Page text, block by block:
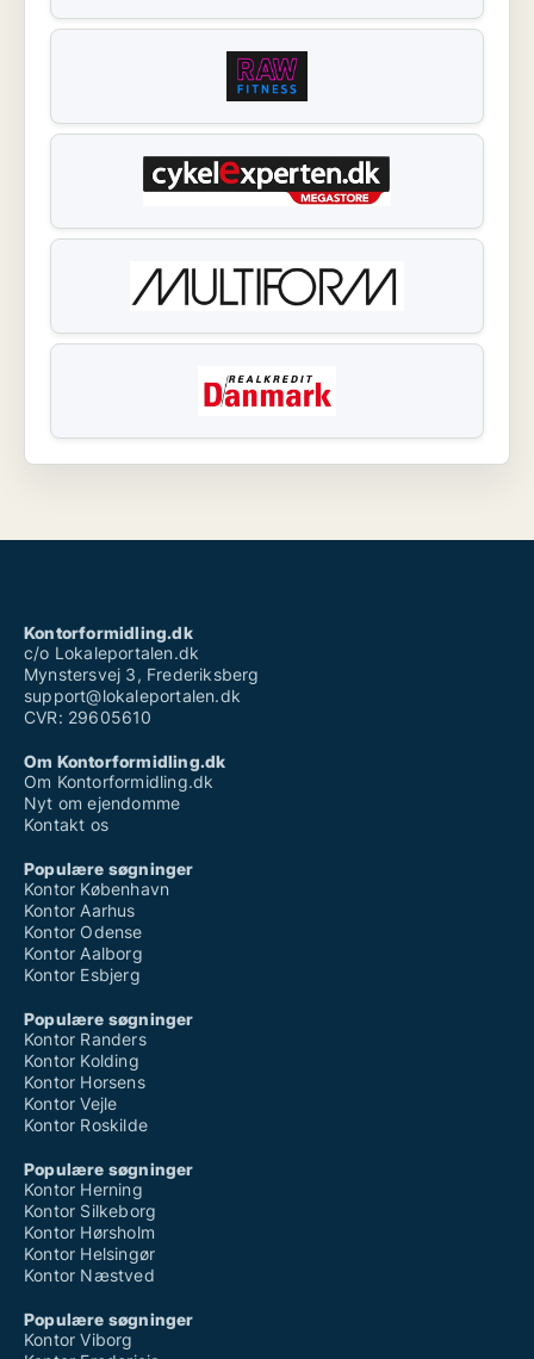
Kontorformidling.dk
c/o Lokaleportalen.dk
Mynstersvej 3, Frederiksberg
support@lokaleportalen.dk
CVR: 29605610
Om Kontorformidling.dk
Om Kontorformidling.dk
Nyt om ejendomme
Kontakt os
Populære søgninger
Kontor København
Kontor Aarhus
Kontor Odense
Kontor Aalborg
Kontor Esbjerg
Populære søgninger
Kontor Randers
Kontor Kolding
Kontor Horsens
Kontor Vejle
Kontor Roskilde
Populære søgninger
Kontor Herning
Kontor Silkeborg
Kontor Hørsholm
Kontor Helsingør
Kontor Næstved
Populære søgninger
Kontor Viborg